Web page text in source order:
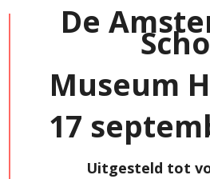
De
Museum
17
Uitgesteld tot